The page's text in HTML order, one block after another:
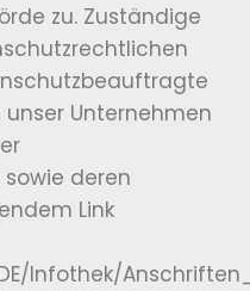
zu. Zuständige
Unternehmen
deren
Link
Infothek/